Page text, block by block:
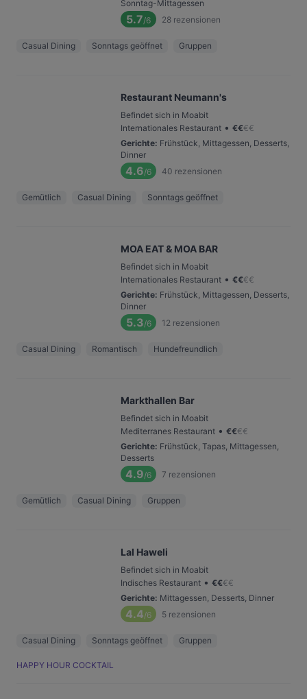
Sonntag-Mittagessen
5.7/6 28 rezensionen
Casual Dining Sonntags geöffnet Gruppen
Restaurant Neumann's
Befindet sich in Moabit
Internationales Restaurant • €€€€
Gerichte: Frühstück, Mittagessen, Desserts,
Dinner
4.6/6 40 rezensionen
Gemütlich Casual Dining Sonntags geöffnet
MOA EAT & MOA BAR
Befindet sich in Moabit
Internationales Restaurant • €€€€
Gerichte: Frühstück, Mittagessen, Desserts,
Dinner
5.3/6 12 rezensionen
Casual Dining Romantisch Hundefreundlich
Markthallen Bar
Befindet sich in Moabit
Mediterranes Restaurant • €€€€
Gerichte: Frühstück, Tapas, Mittagessen,
Desserts
4.9/6 7 rezensionen
Gemütlich Casual Dining Gruppen
Lal Haweli
Befindet sich in Moabit
Indisches Restaurant • €€€€
Gerichte: Mittagessen, Desserts, Dinner
4.4/6 5 rezensionen
Casual Dining Sonntags geöffnet Gruppen
HAPPY HOUR COCKTAIL